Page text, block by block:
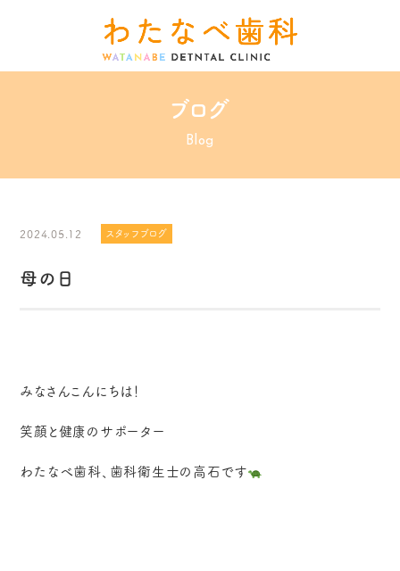
ブログ
Blog
2024.05.12 スタッフブログ
母の日
みなさんこんにちは！
笑顔と健康のサポーター
わたなべ歯科、歯科衛生士の高石です